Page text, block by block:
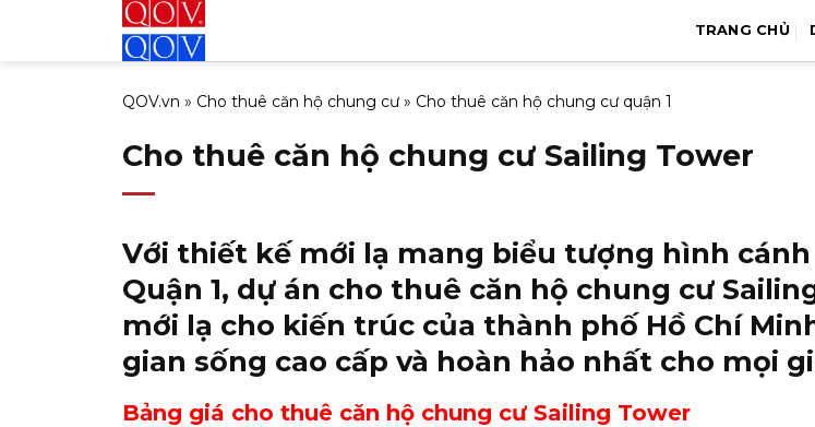
TRANG CHỦ
QOV.vn » Cho thuê căn hộ chung cư» Cho thuê căn hộ chung cư quận 1
Cho thuê căn hộ chung cư Sailing Tower
Với thiết kế mới lạ mang biểu tượng hình
Quận 1, dự án cho thuê căn hộ chung cư
mới lạ cho kiến trúc của thành phố Hồ Chí
gian sống cao cấp và hoàn hảo nhất cho mọi
Bảng giá cho thuê căn hộ chung cư Sailing Tower